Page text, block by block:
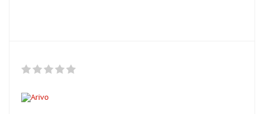
Оплачивайте сегодня только